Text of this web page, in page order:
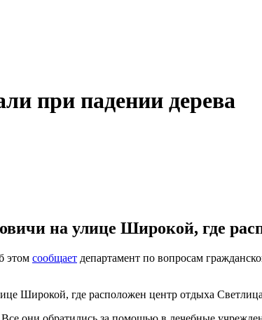
при падении дерева
на улице Широкой, где
этом сообщает департамент по вопросам
Широкой, где расположен центр отдыха